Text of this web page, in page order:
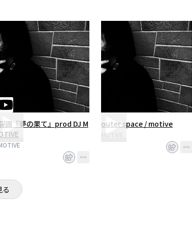
固『夢の果て』prod DJ M
outer space / motive
MOTIVE
る